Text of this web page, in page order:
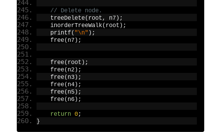
// Delete node.
    treeDelete
( root, n7);
    inorderTreeWalk
( root );
    printf
( "\n" );
    free
( n7);
    free
( root );
    free
( n2);
    free
( n3);
    free
( n4);
    free
( n5);
    free
( n6);
return 0;
}